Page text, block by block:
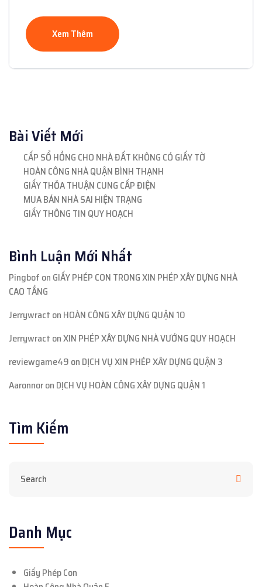
Xem Thêm
Bài Viết Mới
CẤP SỔ HỒNG CHO NHÀ ĐẤT KHÔNG CÓ GIẤY TỜ
HOÀN CÔNG NHÀ QUẬN BÌNH THẠNH
GIẤY THỎA THUẬN CUNG CẤP ĐIỆN
MUA BÁN NHÀ SAI HIỆN TRẠNG
GIẤY THÔNG TIN QUY HOẠCH
Bình Luận Mới Nhất
Pingbof on GIẤY PHÉP CON TRONG XIN PHÉP XÂY DỰNG NHÀ
CAO TẦNG
Jerrywract on HOÀN CÔNG XÂY DỰNG QUẬN 10
Jerrywract onXIN PHÉP XÂY DỰNG NHÀ VƯỚNG QUY HOẠCH
reviewgame49 on DỊCH VỤ XIN PHÉP XÂY DỰNG QUẬN 3
Aaronnoron DỊCH VỤ HOÀN CÔNG XÂY DỰNG QUẬN 1
Tìm Kiếm
Danh Mục
Giấy Phép Con